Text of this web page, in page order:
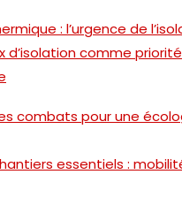
: l’urgence de
d’isolation comme priorité
combats pour une
essentiels :